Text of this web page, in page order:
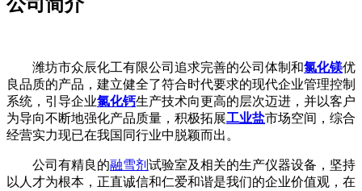
潍坊市众辰化工有限公司追求完善的公司体制和氯化镁优
良品质的产品，建立健全了符合时代要求的现代企业管理控制
系统，引导企业氯化钙生产技术向更高的层次迈进，并以客户
为导向不断地强化产品质量，积极拓展工业盐市场空间，综合
经营实力现已在我国同行业中脱颖而出。
公司有精良的融雪剂 试验室及相关的生产仪器设备，坚持
以人才为根本，正直诚信和仁爱和谐是我们的企业价值观，在